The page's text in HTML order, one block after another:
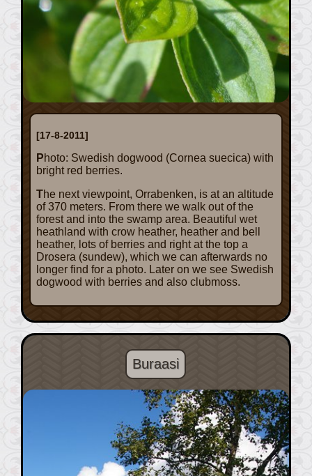
[17-8-2011]
Photo: Swedish dogwood (Cornea suecica) with
bright red berries.
The next viewpoint, Orrabenken, is at an altitude
of 370 meters. From there we walk out of the
forest and into the swamp area. Beautiful wet
heathland with crow heather, heather and bell
heather, lots of berries and right at the top a
Drosera (sundew), which we can afterwards no
longer find for a photo. Later on we see Swedish
dogwood with berries and also clubmoss.
Buraasi